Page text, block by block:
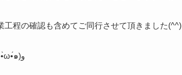
程の確認も含めてご同行させて頂きました(^^)
小中学校一貫の新校舎、どんな建物になっているのか興味津々です٩(๑•̀ω•́๑)و